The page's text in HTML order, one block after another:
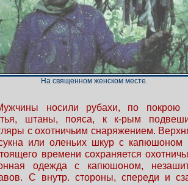
На священном женском месте.
носили рубахи, по покрою
штаны, пояса, к к-рым
с охотничьим снаряжением.
или оленьих шкур с капюшоном
времени сохраняется
одежда с капюшоном,
С внутр. стороны, спереди и